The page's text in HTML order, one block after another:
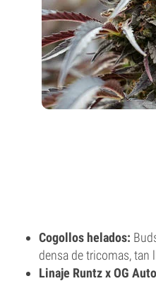
Cogollos helados:
densa de tricomas,
Linaje Runtz x OG